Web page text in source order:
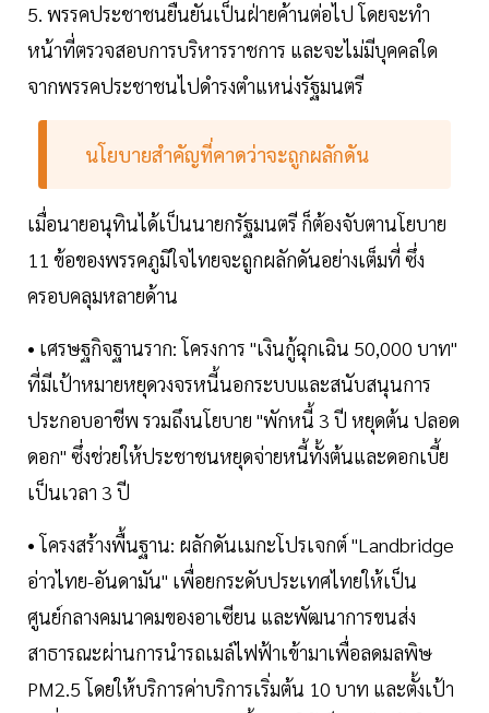
5. พรรคประชาชนยืนยันเป็นฝ่ายค้านต่อไป โดยจะทำ
หน้าที่ตรวจสอบการบริหารราชการ และจะไม่มีบุคคลใด
จากพรรคประชาชนไปดำรงตำแหน่งรัฐมนตรี
นโยบายสำคัญที่คาดว่าจะถูกผลักดัน
เมื่อนายอนุทินได้เป็นนายกรัฐมนตรี ก็ต้องจับตานโยบาย
11 ข้อของพรรคภูมิใจไทยจะถูกผลักดันอย่างเต็มที่ ซึ่ง
ครอบคลุมหลายด้าน
• เศรษฐกิจฐานราก: โครงการ "เงินกู้ฉุกเฉิน 50,000 บาท"
ที่มีเป้าหมายหยุดวงจรหนี้นอกระบบและสนับสนุนการ
ประกอบอาชีพ รวมถึงนโยบาย "พักหนี้ 3 ปี หยุดต้น ปลอด
ดอก" ซึ่งช่วยให้ประชาชนหยุดจ่ายหนี้ทั้งต้นและดอกเบี้ย
เป็นเวลา 3 ปี
• โครงสร้างพื้นฐาน: ผลักดันเมกะโปรเจกต์ "Landbridge
อ่าวไทย-อันดามัน" เพื่อยกระดับประเทศไทยให้เป็น
ศูนย์กลางคมนาคมของอาเซียน และพัฒนาการขนส่ง
สาธารณะผ่านการนำรถเมล์ไฟฟ้าเข้ามาเพื่อลดมลพิษ
PM2.5 โดยให้บริการค่าบริการเริ่มต้น 10 บาท และตั้งเป้า